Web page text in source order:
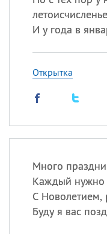
летоисчисленье
И у года в
Открытка
Много
Каждый нужно
С Новолетием,
Буду я вас